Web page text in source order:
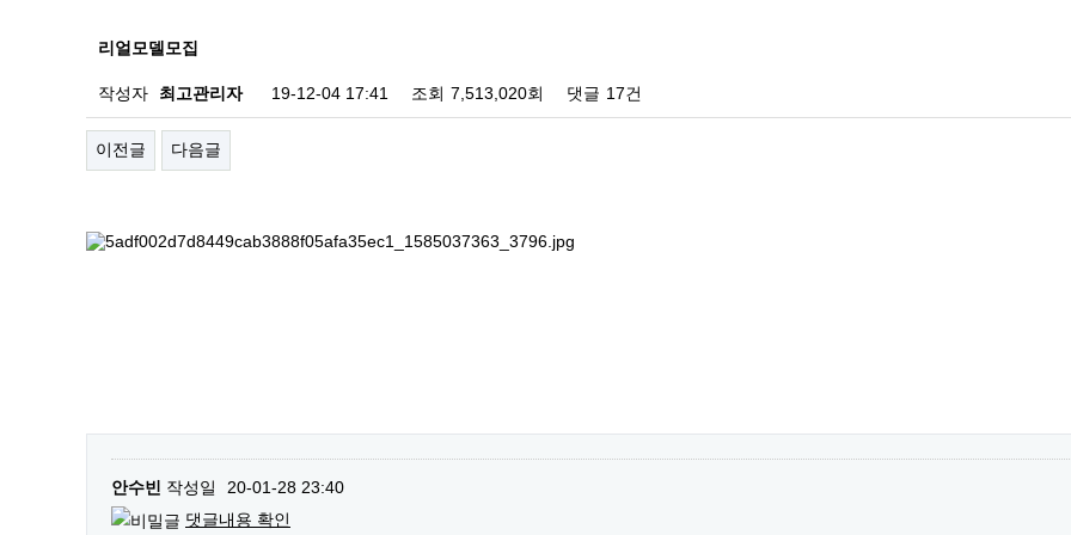
리얼모델모집
작성자 최고관리자 19-12-04 17:41 조회 7,513,020회 댓글 17건
이전글 다음글
안수빈 작성일
20-01-28 23:40
댓글내용 확인